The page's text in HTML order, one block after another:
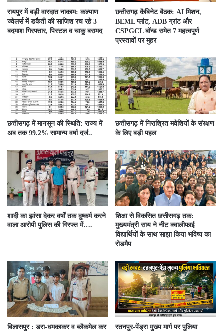
रायपुर में बड़ी वारदात नाकाम: कल्याण
ज्वेलर्स में डकैती की साजिश रच रहे 3
बदमाश गिरफ्तार, पिस्टल व चाकू बरामद
छत्तीसगढ़ कैबिनेट बैठक: AI मिशन,
BEML प्लांट, ADB ग्रांट और
CSPGCL बॉन्ड समेत 7 महत्वपूर्ण
प्रस्तावों पर मुहर
छत्तीसगढ़ में मानसून की स्थिति: राज्य में
अब तक 99.2% सामान्य वर्षा दर्ज..
छत्तीसगढ़ में निराश्रित मवेशियों के संरक्षण
के लिए बड़ी पहल
शादी का झांसा देकर वर्षों तक दुष्कर्म करने
वाला आरोपी पुलिस की गिरफ्त में….
शिक्षा से विकसित छत्तीसगढ़ तक:
मुख्यमंत्री साय ने नीट क्वालीफाई
विद्यार्थियों के साथ साझा किया भविष्य का
रोडमैप
बिलासपुर : डरा-धमकाकर व ब्लैकमेल कर
रतनपुर-पेंड्रा मुख्य मार्ग पर पुलिया